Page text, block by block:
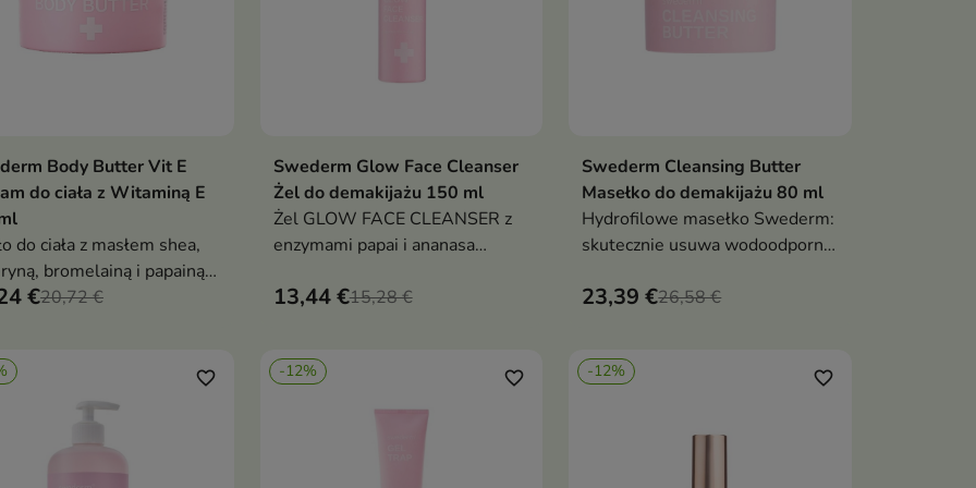
Dodaj do koszyka
Body Butter Vit E
do ciała z Witaminą E
do ciała z masłem shea,
bromelainą i papainą:
nawilża, koi i
€20,72 €
Dodaj do koszyka
Swederm Glow Face Cleanser
Żel do demakijażu 150 ml
Żel GLOW FACE CLEANSER z
enzymami papai i ananasa
oczyszcza, dając gładką,
13,44 €15,28 €
Dodaj do koszyka
Swederm Cleansing Butter
Masełko do demakijażu 80 ml
Hydrofilowe masełko Swederm:
skutecznie usuwa wodoodporny
mleczko, koi i chroni barierę –
23,39 €26,58 €
favorite_border -12% favorite_border -12% favorite_border